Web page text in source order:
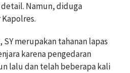
Namun, diduga
merupakan tahanan lapas
karena pengedaran
lalu dan telah beberapa kali